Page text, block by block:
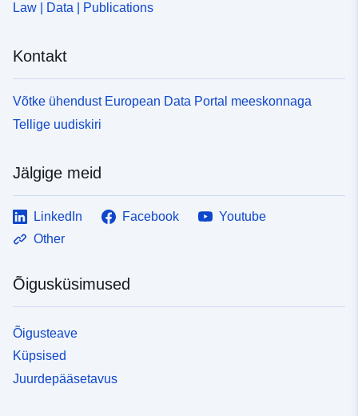
Law | Data | Publications
Kontakt
Võtke ühendust European Data Portal meeskonnaga
Tellige uudiskiri
Jälgige meid
LinkedIn Facebook
Youtube
Other
Õigusküsimused
Õigusteave
Küpsised
Juurdepääsetavus